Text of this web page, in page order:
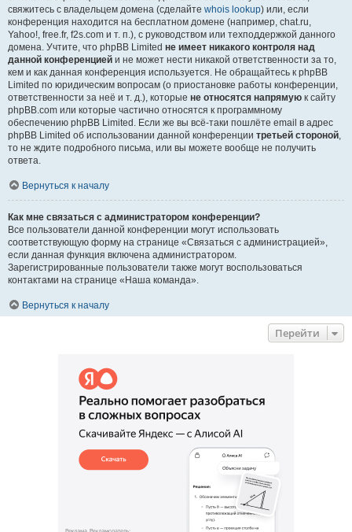
свяжитесь с владельцем домена (сделайте whois lookup) или, если
конференция находится на бесплатном домене (например, chat.ru,
Yahoo!, free.fr, f2s.com и т. п.), с руководством или техподдержкой данного
домена. Учтите, что phpBB Limited не имеет никакого контроля над
данной конференцией и не может нести никакой ответственности за то,
кем и как данная конференция используется. Не обращайтесь к phpBB
Limited по юридическим вопросам (о приостановке работы конференции,
ответственности за неё и т. д.), которые не относятся напрямую к сайту
phpBB.com или которые частично относятся к программному
обеспечению phpBB Limited. Если же вы всё-таки пошлёте email в адрес
phpBB Limited об использовании данной конференции третьей стороной,
то не ждите подробного письма, или вы можете вообще не получить
ответа.
Вернуться к началу
Как мне связаться с администратором конференции?
Все пользователи данной конференции могут использовать
соответствующую форму на странице «Связаться с администрацией»,
если данная функция включена администратором.
Зарегистрированные пользователи также могут воспользоваться
контактами на странице «Наша команда».
Вернуться к началу
Перейти